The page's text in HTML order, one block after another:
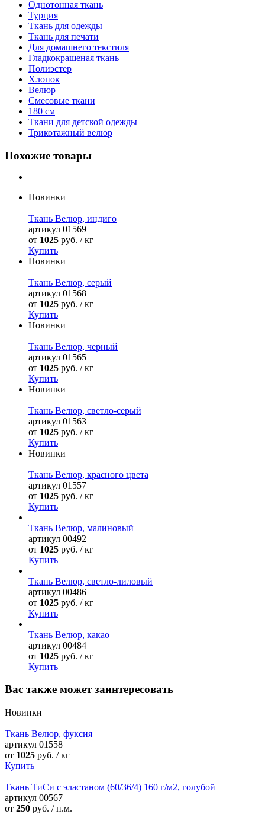
Однотонная ткань
Турция
Ткань для одежды
Ткань для печати
Для домашнего текстиля
Гладкокрашеная ткань
Полиэстер
Хлопок
Велюр
Смесовые ткани
180 см
Ткани для детской одежды
Трикотажный велюр
Похожие товары
Новинки
Ткань Велюр, индиго
артикул 01569
от 1025 руб. / кг
Купить
Новинки
Ткань Велюр, серый
артикул 01568
от 1025 руб. / кг
Купить
Новинки
Ткань Велюр, черный
артикул 01565
от 1025 руб. / кг
Купить
Новинки
Ткань Велюр, светло-серый
артикул 01563
от 1025 руб. / кг
Купить
Новинки
Ткань Велюр, красного цвета
артикул 01557
от 1025 руб. / кг
Купить
Ткань Велюр, малиновый
артикул 00492
от 1025 руб. / кг
Купить
Ткань Велюр, светло-лиловый
артикул 00486
от 1025 руб. / кг
Купить
Ткань Велюр, какао
артикул 00484
от 1025 руб. / кг
Купить
Вас также может заинтересовать
Новинки
Ткань Велюр, фуксия
артикул 01558
от 1025 руб. / кг
Купить
Ткань ТиСи с эластаном (60/36/4) 160 г/м2, голубой
артикул 00567
от 250 руб. / п.м.